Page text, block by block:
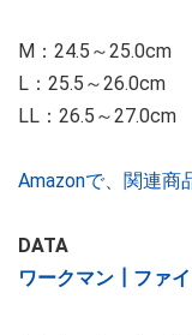
M：24.5～25.0cm
L：25.5～26.0cm
LL：26.5～27.0cm
Amazonで、関連商
DATA
ワークマン┃ファ